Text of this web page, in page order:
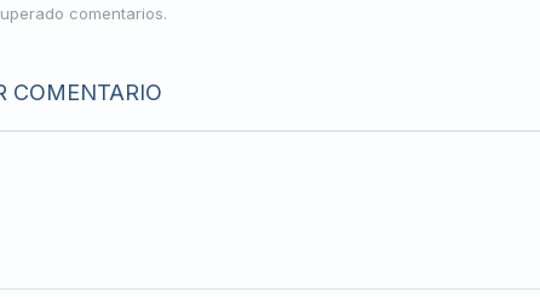
comentarios.
COMENTARIO